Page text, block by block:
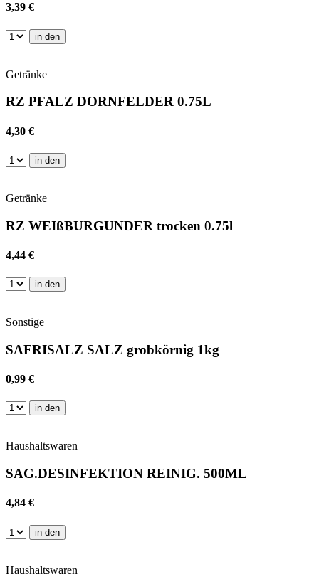
3,39 €
in den
Getränke
RZ PFALZ DORNFELDER 0.75L
4,30 €
in den
Getränke
RZ WEIßBURGUNDER trocken 0.75l
4,44 €
in den
Sonstige
SAFRISALZ SALZ grobkörnig 1kg
0,99 €
in den
Haushaltswaren
SAG.DESINFEKTION REINIG. 500ML
4,84 €
in den
Haushaltswaren